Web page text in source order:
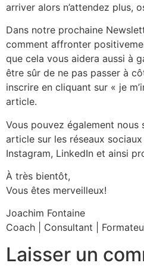
arriver alors n’attendez plus,
Dans notre prochaine
comment affronter
que cela vous aidera aussi à
être sûr de ne pas passer à
inscrire en cliquant sur « je
article.
Vous pouvez également
article sur les réseaux
Instagram, LinkedIn et ainsi
À très bientôt,
Vous êtes merveilleux!
Joachim Fontaine
Coach | Consultant |
Laisser un